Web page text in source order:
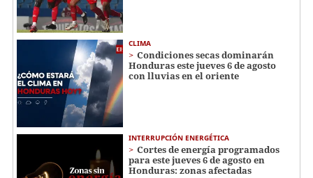
CLIMA
Condiciones secas dominarán
Honduras este jueves 6 de agosto
con lluvias en el oriente
INTERRUPCIÓN ENERGÉTICA
Cortes de energía programados
para este jueves 6 de agosto en
Honduras: zonas afectadas